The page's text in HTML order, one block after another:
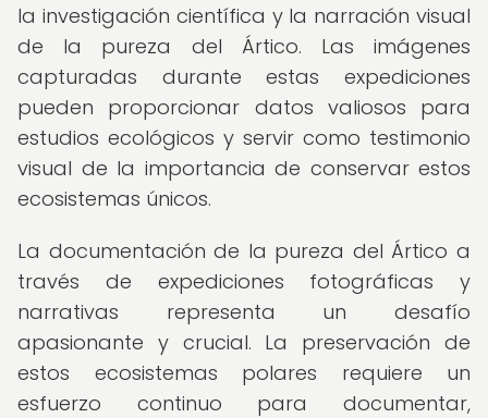
la investigación científica y la narración visual
de la pureza del Ártico. Las imágenes
capturadas durante estas expediciones
pueden proporcionar datos valiosos para
estudios ecológicos y servir como testimonio
visual de la importancia de conservar estos
ecosistemas únicos.
La documentación de la pureza del Ártico a
través de expediciones fotográficas y
narrativas representa un desafío
apasionante y crucial. La preservación de
estos ecosistemas polares requiere un
esfuerzo continuo para documentar,